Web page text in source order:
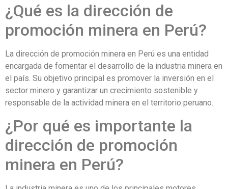
¿Qué es la dirección de
promoción minera en Perú?
La dirección de promoción minera en Perú es una entidad
encargada de fomentar el desarrollo de la industria minera en
el país. Su objetivo principal es promover la inversión en el
sector minero y garantizar un crecimiento sostenible y
responsable de la actividad minera en el territorio peruano.
¿Por qué es importante la
dirección de promoción
minera en Perú?